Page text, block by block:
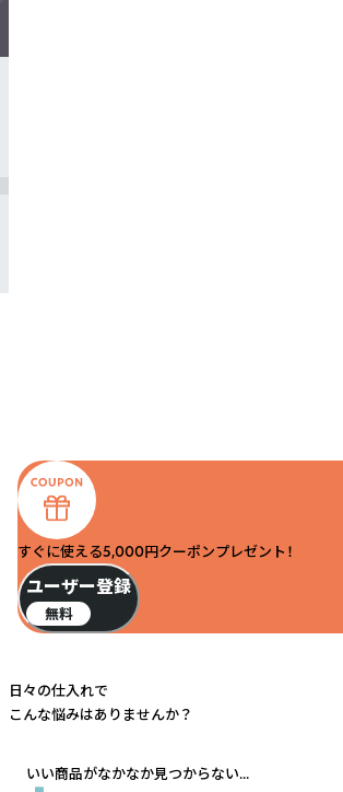
すぐに使える5,000円クーポンプレゼント！
ユーザー登録
無料
日々の仕入れで
こんな悩みはありませんか？
いい商品がなかなか見つからない...